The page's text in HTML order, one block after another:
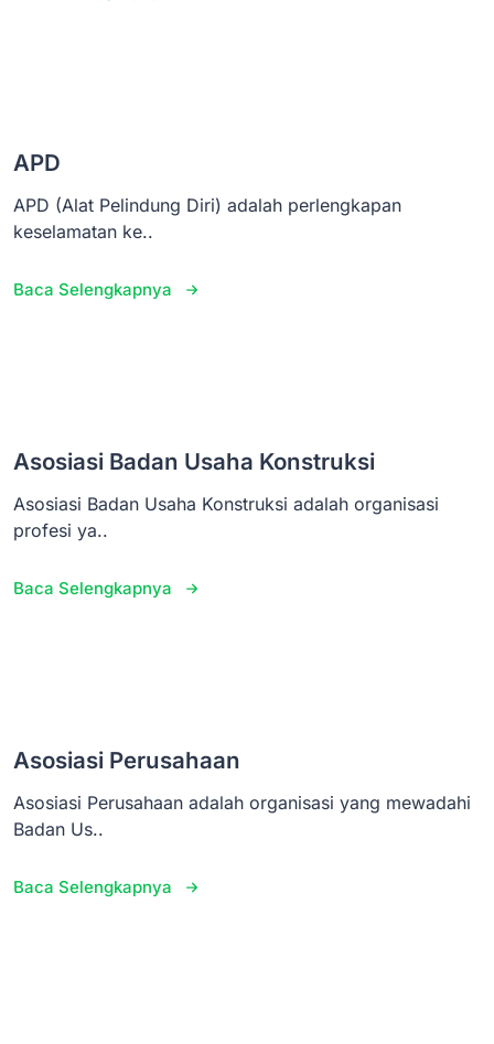
APD
APD (Alat Pelindung Diri) adalah perlengkapan
keselamatan ke..
Baca Selengkapnya
Asosiasi Badan Usaha Konstruksi
Asosiasi Badan Usaha Konstruksi adalah organisasi
profesi ya..
Baca Selengkapnya
Asosiasi Perusahaan
Asosiasi Perusahaan adalah organisasi yang mewadahi
Badan Us..
Baca Selengkapnya